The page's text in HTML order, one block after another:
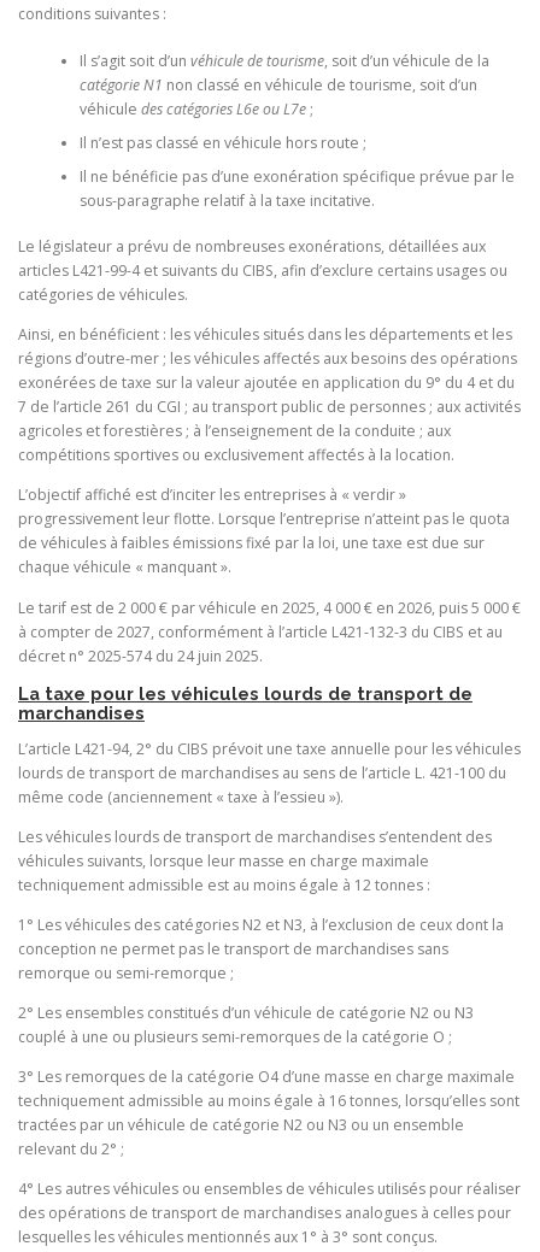
conditions suivantes :
Il s’agit soit d’un véhicule de tourisme, soit d’un véhicule de la
catégorie N1 non classé en véhicule de tourisme, soit d’un
véhicule des catégories L6e ou L7e ;
Il n’est pas classé en véhicule hors route ;
Il ne bénéficie pas d’une exonération spécifique prévue par le
sous-paragraphe relatif à la taxe incitative.
Le législateur a prévu de nombreuses exonérations, détaillées aux
articles L421-99-4 et suivants du CIBS, afin d’exclure certains usages ou
catégories de véhicules.
Ainsi, en bénéficient : les véhicules situés dans les départements et les
régions d’outre-mer ; les véhicules affectés aux besoins des opérations
exonérées de taxe sur la valeur ajoutée en application du 9° du 4 et du
7 de l’article 261 du CGI ; au transport public de personnes ; aux activités
agricoles et forestières ; à l’enseignement de la conduite ; aux
compétitions sportives ou exclusivement affectés à la location.
L’objectif affiché est d’inciter les entreprises à « verdir »
progressivement leur flotte. Lorsque l’entreprise n’atteint pas le quota
de véhicules à faibles émissions fixé par la loi, une taxe est due sur
chaque véhicule « manquant ».
Le tarif est de 2 000 € par véhicule en 2025, 4 000 € en 2026, puis 5 000 €
à compter de 2027, conformément à l’article L421-132-3 du CIBS et au
décret n° 2025-574 du 24 juin 2025.
La taxe pour les véhicules lourds de transport de
marchandises
L’article L421-94, 2° du CIBS prévoit une taxe annuelle pour les véhicules
lourds de transport de marchandises au sens de l’article L. 421-100 du
même code (anciennement « taxe à l’essieu »).
Les véhicules lourds de transport de marchandises s’entendent des
véhicules suivants, lorsque leur masse en charge maximale
techniquement admissible est au moins égale à 12 tonnes :
1° Les véhicules des catégories N2 et N3, à l’exclusion de ceux dont la
conception ne permet pas le transport de marchandises sans
remorque ou semi-remorque ;
2° Les ensembles constitués d’un véhicule de catégorie N2 ou N3
couplé à une ou plusieurs semi-remorques de la catégorie O ;
3° Les remorques de la catégorie O4 d’une masse en charge maximale
techniquement admissible au moins égale à 16 tonnes, lorsqu’elles sont
tractées par un véhicule de catégorie N2 ou N3 ou un ensemble
relevant du 2° ;
4° Les autres véhicules ou ensembles de véhicules utilisés pour réaliser
des opérations de transport de marchandises analogues à celles pour
lesquelles les véhicules mentionnés aux 1° à 3° sont conçus.